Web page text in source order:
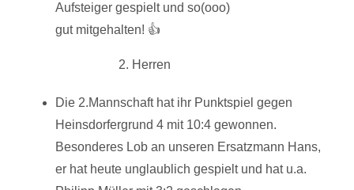
Aufsteiger gespielt und so(ooo)
gut mitgehalten! 👍
2. Herren
Die 2.Mannschaft hat ihr Punktspiel gegen
Heinsdorfergrund 4 mit 10:4 gewonnen.
Besonderes Lob an unseren Ersatzmann Hans,
er hat heute unglaublich gespielt und hat u.a.